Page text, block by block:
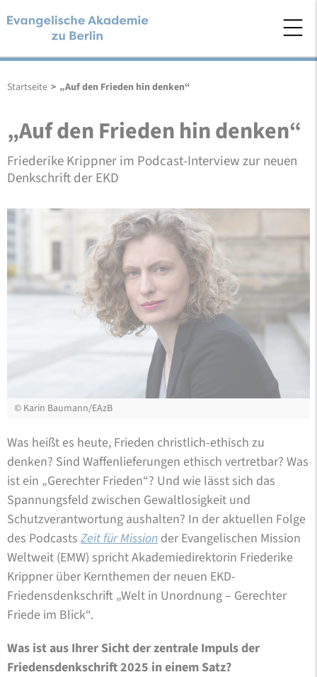
Startseite > „Auf den Frieden hin denken“
„Auf den Frieden hin denken“
Friederike Krippner im Podcast-Interview zur neuen
Denkschrift der EKD
© Karin Baumann/EAzB
Was heißt es heute, Frieden christlich-ethisch zu
denken? Sind Waffenlieferungen ethisch vertretbar? Was
ist ein „Gerechter Frieden“? Und wie lässt sich das
Spannungsfeld zwischen Gewaltlosigkeit und
Schutzverantwortung aushalten? In der aktuellen Folge
des Podcasts Zeit für Mission der Evangelischen Mission
Weltweit (EMW) spricht Akademiedirektorin Friederike
Krippner über Kernthemen der neuen EKD-
Friedensdenkschrift „Welt in Unordnung – Gerechter
Friede im Blick“.
Was ist aus Ihrer Sicht der zentrale Impuls der
Friedensdenkschrift 2025 in einem Satz?